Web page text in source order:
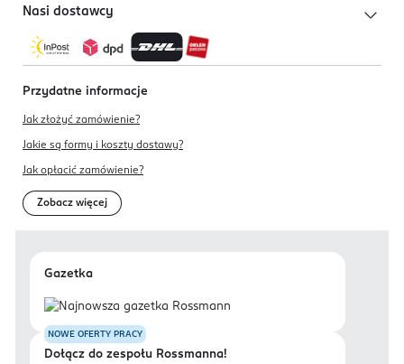
Nasi dostawcy
Przydatne informacje
Jak złożyć zamówienie?
Jakie są formy i koszty dostawy?
Jak opłacić zamówienie?
Zobacz więcej
Gazetka
NOWE OFERTY PRACY
Dołącz do zespołu Rossmanna!